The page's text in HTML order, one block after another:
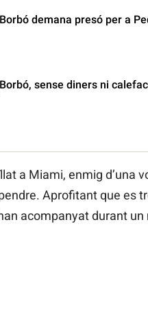
Borbó demana presó per a
Borbó, sense diners ni
a Miami, enmig d’una
Aprofitant que es
acompanyat durant